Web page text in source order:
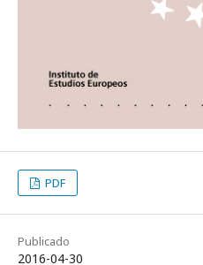
PDF
Publicado
2016-04-30